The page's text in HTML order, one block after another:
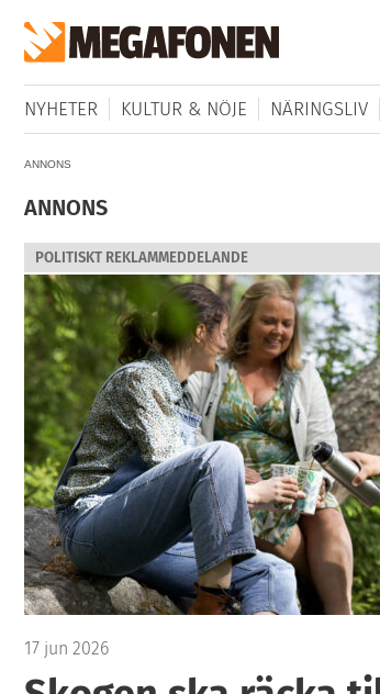
NYHETER KULTUR & NÖJE NÄRINGSLIV
ANNONS
ANNONS
POLITISKT REKLAMMEDDELANDE
17 jun 2026